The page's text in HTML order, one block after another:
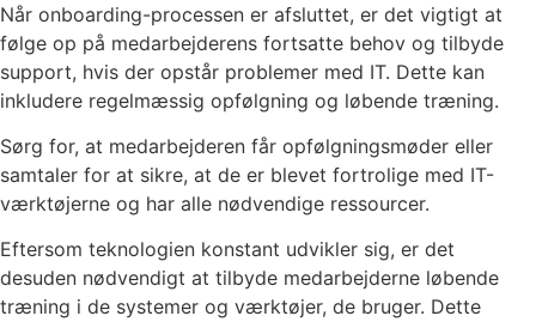
Når onboarding-processen er afsluttet, er det vigtigt at
følge op på medarbejderens fortsatte behov og tilbyde
support, hvis der opstår problemer med IT. Dette kan
inkludere regelmæssig opfølgning og løbende træning.
Sørg for, at medarbejderen får opfølgningsmøder eller
samtaler for at sikre, at de er blevet fortrolige med IT-
værktøjerne og har alle nødvendige ressourcer.
Eftersom teknologien konstant udvikler sig, er det
desuden nødvendigt at tilbyde medarbejderne løbende
træning i de systemer og værktøjer, de bruger. Dette